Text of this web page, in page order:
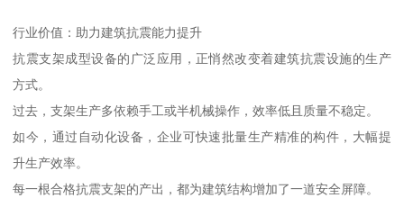
行业价值：助力建筑抗震能力提升
抗震支架成型设备的广泛应用，正悄然改变着建筑抗震设施的生产
方式。
过去，支架生产多依赖手工或半机械操作，效率低且质量不稳定。
如今，通过自动化设备，企业可快速批量生产精准的构件，大幅提
升生产效率。
每一根合格抗震支架的产出，都为建筑结构增加了一道安全屏障。